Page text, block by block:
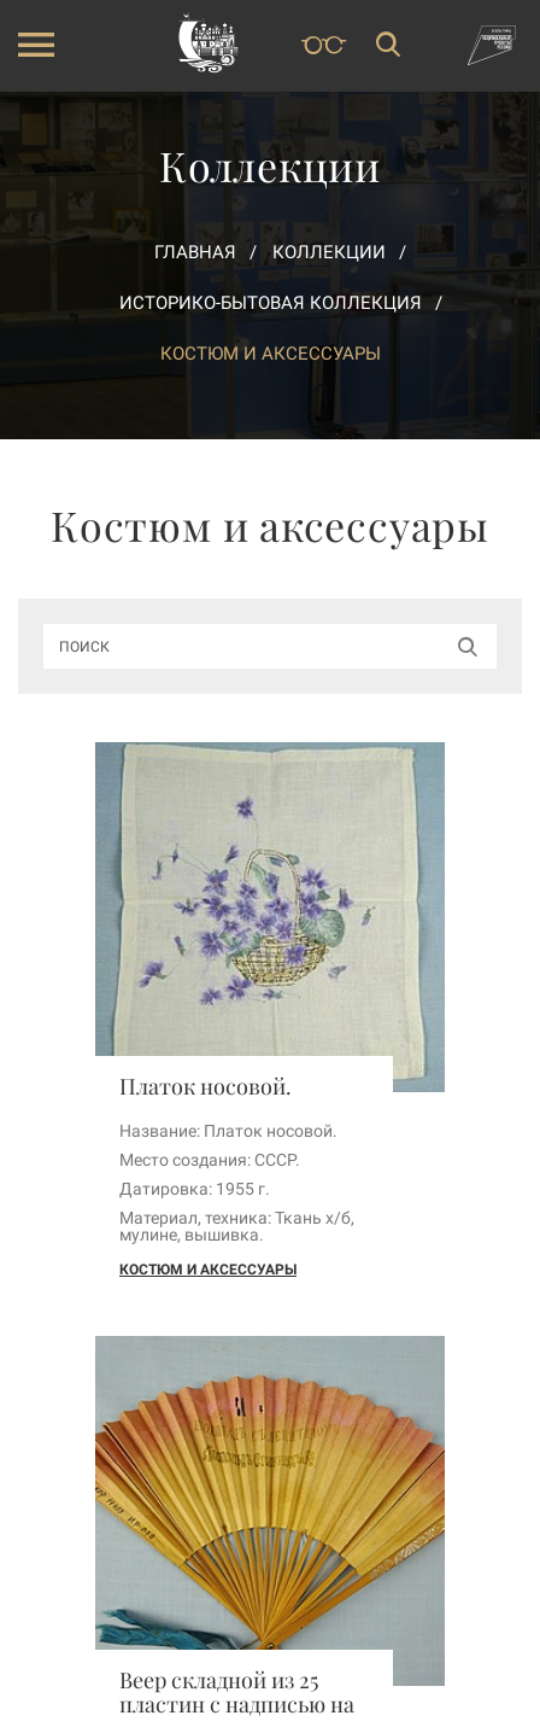
Коллекции
ГЛАВНАЯ КОЛЛЕКЦИИ
ИСТОРИКО-БЫТОВАЯ КОЛЛЕКЦИЯ
КОСТЮМ И АКСЕССУАРЫ
Костюм и аксессуары
ПОИСК
Платок носовой.
Название: Платок носовой.
Место создания: СССР.
Датировка: 1955 г.
Материал, техника: Ткань х/б,
мулине, вышивка.
КОСТЮМ И АКСЕССУАРЫ
Веер складной из 25
пластин с надписью на